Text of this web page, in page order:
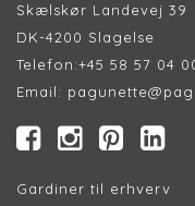
Skælskør Landevej 39
DK-4200 Slagelse
Telefon:+45 58 57 04
Email:
Gardiner til erhverv